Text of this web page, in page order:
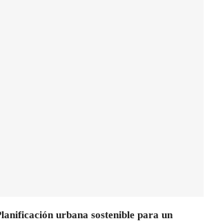
urbana sostenible para un